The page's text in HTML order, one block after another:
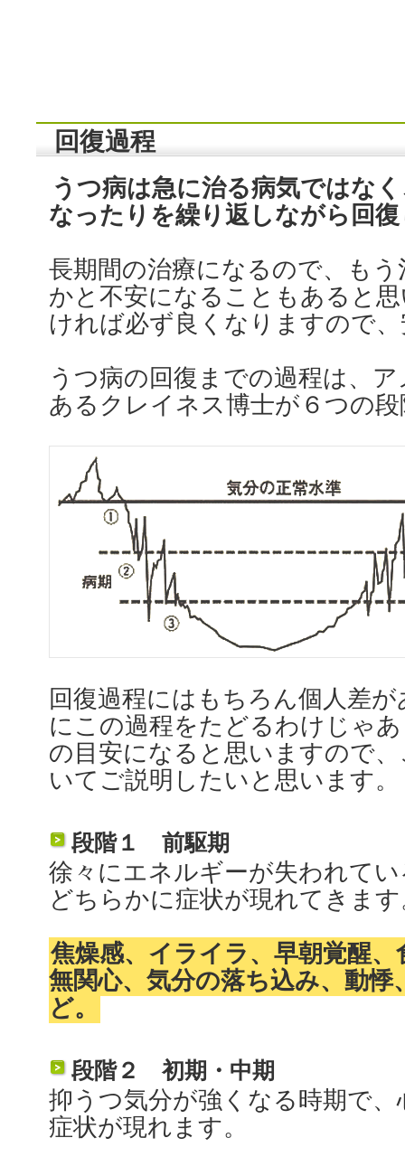
回復過程
うつ病は急に治る病気ではな
なったりを繰り返しながら回
長期間の治療になるので、も
かと不安になることもあると
ければ必ず良くなりますので
うつ病の回復までの過程は、
あるクレイネス博士が６つの
回復過程にはもちろん個人差
にこの過程をたどるわけじゃ
の目安になると思いますので
いてご説明したいと思います。
段階１ 前駆期
徐々にエネルギーが失われて
どちらかに症状が現れてきま
焦燥感、イライラ、早朝覚醒、
無関心、気分の落ち込み、動悸
ど。
段階２ 初期・中期
抑うつ気分が強くなる時期で
症状が現れます。